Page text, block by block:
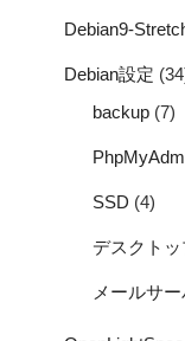
Debian9-
Debian設定
backup (7)
SSD (4)
デスクト
メールサ